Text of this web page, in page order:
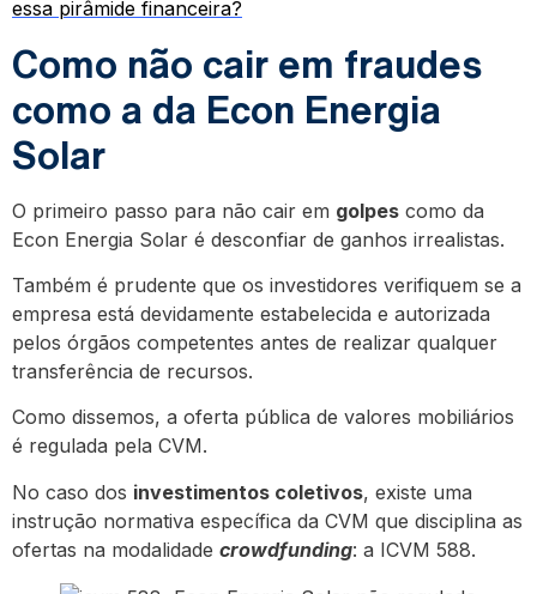
essa pirâmide financeira?
Como não cair em fraudes
como a da Econ Energia
Solar
O primeiro passo para não cair em golpes como da
Econ Energia Solar é desconfiar de ganhos irrealistas.
Também é prudente que os investidores verifiquem se a
empresa está devidamente estabelecida e autorizada
pelos órgãos competentes antes de realizar qualquer
transferência de recursos.
Como dissemos, a oferta pública de valores mobiliários
é regulada pela CVM.
No caso dos investimentos coletivos, existe uma
instrução normativa específica da CVM que disciplina as
ofertas na modalidade crowdfunding: a ICVM 588.